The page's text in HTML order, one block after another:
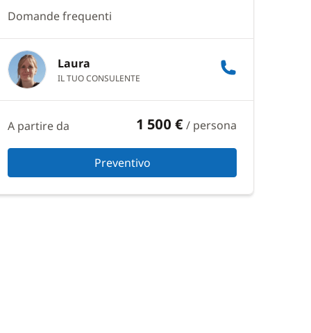
l'aeroporto e la base
300€ a persona
vegano o senza glutine) (in opzione):
50€ a persona a pasto
60€ a persona
per il generatore
wakeboard): 60€ per 30 minuti
ore di navigazione (60 litri all'ora)
Domande frequenti
Laura
IL TUO CONSULENTE
A partire da 1 500 €/ persona
Preventivo